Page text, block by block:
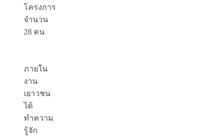
โครงการ
จำนวน
28 คน
ภายใน
งาน
เยาวชน
ได้
ทำความ
รู้จัก